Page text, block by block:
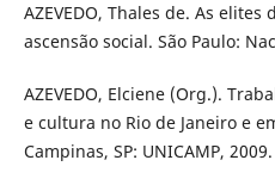
AZEVEDO, Thales de. As
ascensão social. São Paulo:
AZEVEDO, Elciene (Org.).
e cultura no Rio de Janeiro e
Campinas, SP: UNICAMP, 2009.